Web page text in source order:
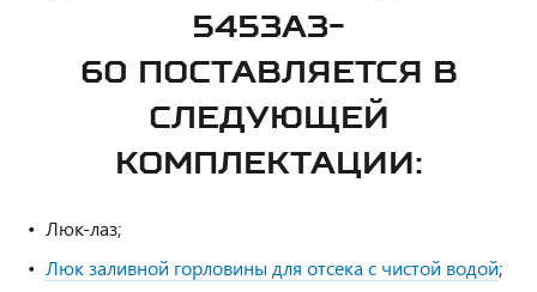
5453A3-
60 ПОСТАВЛЯЕТСЯ В
СЛЕДУЮЩЕЙ
КОМПЛЕКТАЦИИ:
Люк-лаз;
Люк заливной горловины для отсека с чистой водой;